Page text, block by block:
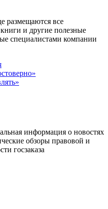
размещаются все
и другие полезные
специалистами компании
информация о новостях
обзоры правовой и
госзаказа